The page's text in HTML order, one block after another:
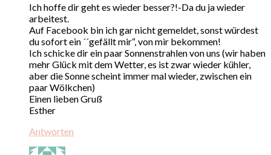
Ich hoffe dir geht es wieder besser?!-Da du ja wieder
arbeitest.
Auf Facebook bin ich gar nicht gemeldet, sonst würdest
du sofort ein ´´gefällt mir“, von mir bekommen!
Ich schicke dir ein paar Sonnenstrahlen von uns (wir haben
mehr Glück mit dem Wetter, es ist zwar wieder kühler,
aber die Sonne scheint immer mal wieder, zwischen ein
paar Wölkchen)
Einen lieben Gruß
Esther
Antworten